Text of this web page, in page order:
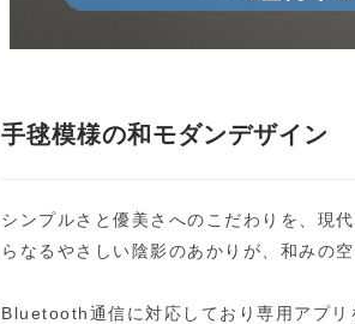
手毬模様の和モダンデザイン
シンプルさと優美さへのこだわりを、現
らなるやさしい陰影のあかりが、和みの空
Bluetooth通信に対応しており専用アプ